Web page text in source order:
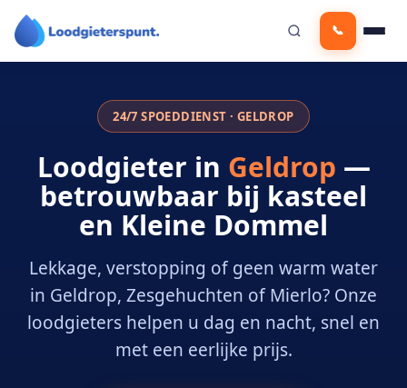
📞
naar
de
24/7 SPOEDDIENST · GELDROP
Loodgieter in Geldrop —
betrouwbaar bij kasteel
en Kleine Dommel
Lekkage, verstopping of geen warm water
in Geldrop, Zesgehuchten of Mierlo? Onze
loodgieters helpen u dag en nacht, snel en
met een eerlijke prijs.